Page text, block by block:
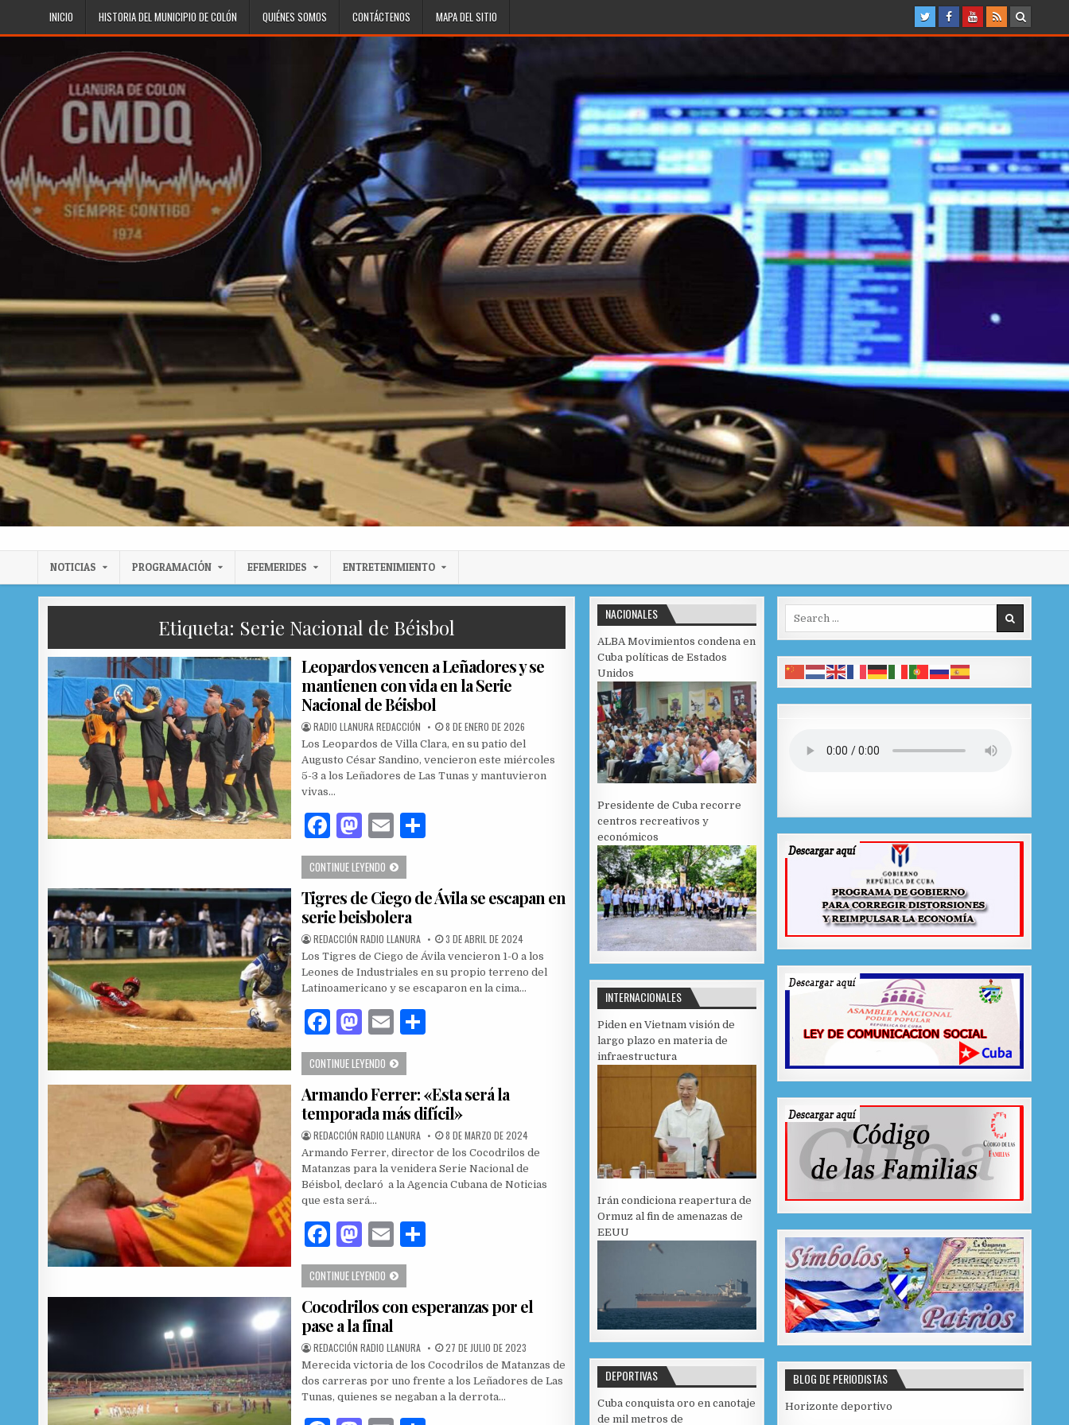
INICIO HISTORIA DEL MUNICIPIO DE COLÓN QUIÉNES SOMOS CONTÁCTENOS MAPA DEL SITIO
Radio Llanura de Colón
NOTICIAS PROGRAMACIÓN EFEMERIDES ENTRETENIMIENTO
Etiqueta: Serie Nacional de Béisbol
Leopardos vencen a Leñadores y se
mantienen con vida en la Serie
Nacional de Béisbol
AUTHOR:
RADIO LLANURA REDACCIÓN PUBLISHED DATE:
8 DE ENERO DE 2026
Los Leopardos de Villa Clara, en su patio del
Augusto César Sandino, vencieron este miércoles
5-3 a los Leñadores de Las Tunas y mantuvieron
vivas…
F
a
c
e
b
o
o
k
M
as
to
d
o
n
E
m
ai
l
p
ar
ti
r
CONTINUE LEYENDO LEOPARDOS VENCEN A LEÑADORES Y SE MANTIENEN CON VIDA EN LA SERIE NACIONAL DE BÉISBOL
Tigres de Ciego de Ávila se escapan en
serie beisbolera
AUTHOR:
REDACCIÓN RADIO LLANURA PUBLISHED DATE:
3 DE ABRIL DE 2024
Los Tigres de Ciego de Ávila vencieron 1-0 a los
Leones de Industriales en su propio terreno del
Latinoamericano y se escaparon en la cima…
F
a
c
e
b
o
o
k
M
as
to
d
o
n
E
m
ai
l
p
ar
ti
r
CONTINUE LEYENDO TIGRES DE CIEGO DE ÁVILA SE ESCAPAN EN SERIE BEISBOLERA
Armando Ferrer: «Esta será la
temporada más difícil»
AUTHOR:
REDACCIÓN RADIO LLANURA PUBLISHED DATE:
8 DE MARZO DE 2024
Armando Ferrer, director de los Cocodrilos de
Matanzas para la venidera Serie Nacional de
Béisbol, declaró a la Agencia Cubana de Noticias
que esta será…
F
a
c
e
b
o
o
k
M
as
to
d
o
n
E
m
ai
l
p
ar
ti
r
CONTINUE LEYENDO ARMANDO FERRER: «ESTA SERÁ LA TEMPORADA MÁS DIFÍCIL»
Cocodrilos con esperanzas por el
pase a la final
AUTHOR:
REDACCIÓN RADIO LLANURA PUBLISHED DATE:
27 DE JULIO DE 2023
Merecida victoria de los Cocodrilos de Matanzas de
dos carreras por uno frente a los Leñadores de Las
Tunas, quienes se negaban a la derrota…
NACIONALES
ALBA Movimientos condena en
Cuba políticas de Estados
Unidos
Presidente de Cuba recorre
centros recreativos y
económicos
INTERNACIONALES
Piden en Vietnam visión de
largo plazo en materia de
infraestructura
Irán condiciona reapertura de
Ormuz al fin de amenazas de
EEUU
DEPORTIVAS
Cuba conquista oro en canotaje
de mil metros de
Search for:
BLOG DE PERIODISTAS
Horizonte deportivo